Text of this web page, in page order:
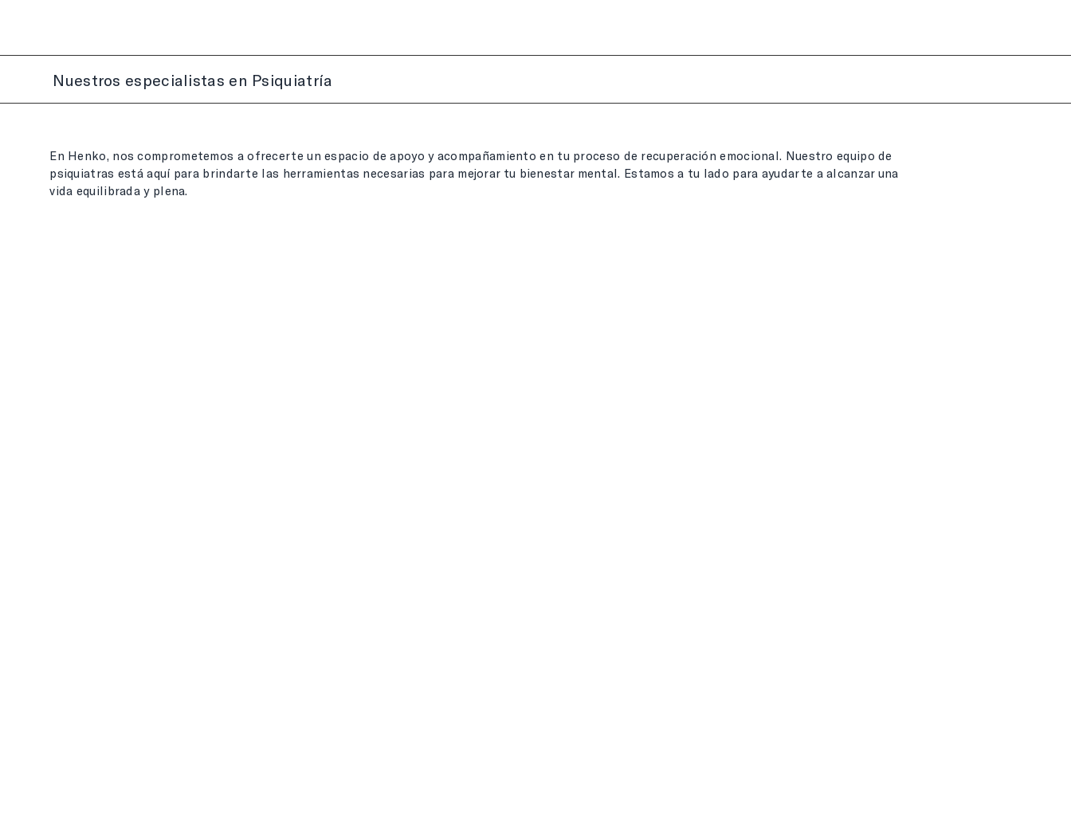
Nuestros especialistas en Psiquiatría
En Henko, nos comprometemos a ofrecerte un espacio de apoyo y acompañamiento en tu proceso de recuperación emocional. Nuestro equipo de
psiquiatras está aquí para brindarte las herramientas necesarias para mejorar tu bienestar mental. Estamos a tu lado para ayudarte a alcanzar una
vida equilibrada y plena.